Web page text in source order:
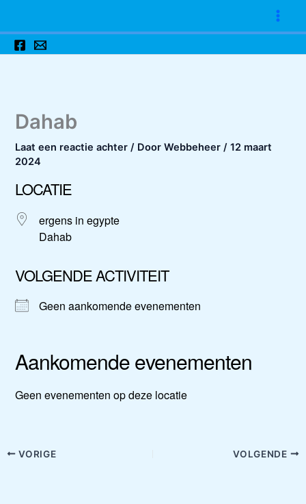
inhoud
Dahab
Laat een reactie achter / DoorWebbeheer/12 maart
2024
LOCATIE
ergens in egypte
Dahab
VOLGENDE ACTIVITEIT
Geen aankomende evenementen
Aankomende evenementen
Geen evenementen op deze locatie
VORIGE VOLGENDE